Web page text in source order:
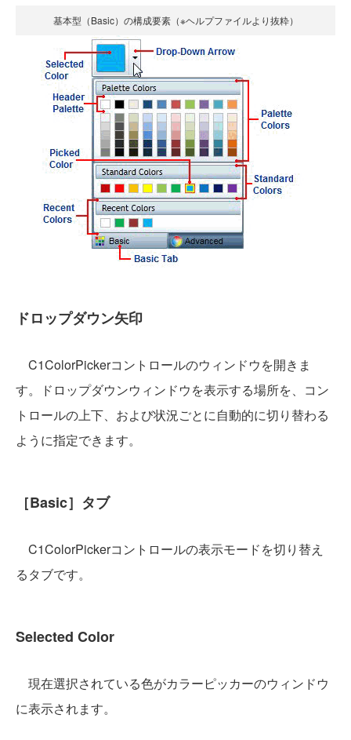
基本型（Basic）の構成要素（※ヘルプファイルより抜粋）
ドロップダウン矢印
C1ColorPickerコントロールのウィンドウを開きま
す。ドロップダウンウィンドウを表示する場所を、コン
トロールの上下、および状況ごとに自動的に切り替わる
ように指定できます。
［Basic］タブ
C1ColorPickerコントロールの表示モードを切り替え
るタブです。
Selected Color
現在選択されている色がカラーピッカーのウィンドウ
に表示されます。